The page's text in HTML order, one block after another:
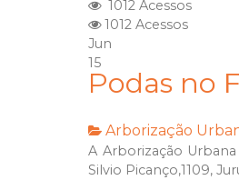
1012 Acessos
1012 Acessos
Jun
15
Podas no
Arborização
A Arborização
Silvio Picanço,1109,